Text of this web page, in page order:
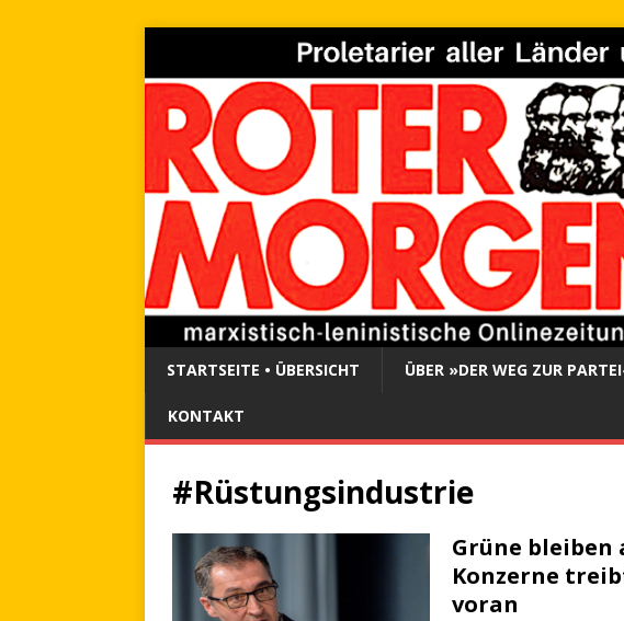
STARTSEITE • ÜBERSICHT ÜBER »DER WEG ZUR
KONTAKT
#Rüstungsindustrie
Grüne
Konzerne
voran